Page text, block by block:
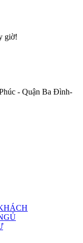
giờ!
- Quận Ba Đình-